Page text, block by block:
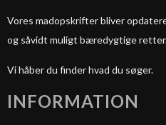
Vores madopskrifter bliver
og såvidt muligt bæredygtige
Vi håber du finder hvad du søger.
INFORMATION